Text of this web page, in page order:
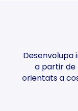
Desenvolupa
a partir de
orientats a